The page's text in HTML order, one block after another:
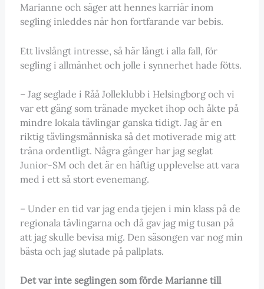
Marianne och säger att hennes karriär inom
segling inleddes när hon fortfarande var bebis.
Ett livslångt intresse, så här långt i alla fall, för
segling i allmänhet och jolle i synnerhet hade fötts.
– Jag seglade i Råå Jolleklubb i Helsingborg och vi
var ett gäng som tränade mycket ihop och åkte på
mindre lokala tävlingar ganska tidigt. Jag är en
riktig tävlingsmänniska så det motiverade mig att
träna ordentligt. Några gånger har jag seglat
Junior-SM och det är en häftig upplevelse att vara
med i ett så stort evenemang.
– Under en tid var jag enda tjejen i min klass på de
regionala tävlingarna och då gav jag mig tusan på
att jag skulle bevisa mig. Den säsongen var nog min
bästa och jag slutade på pallplats.
Det var inte seglingen som förde Marianne till